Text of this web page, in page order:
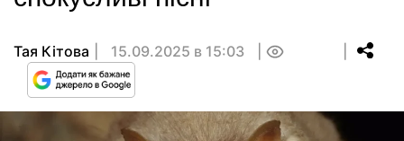
Тая Кітова 15.09.2025 в 15:03